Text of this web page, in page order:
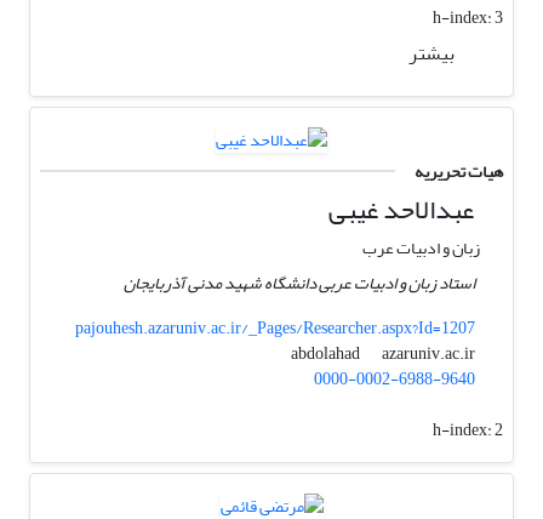
h-index:3
بیشتر
هیات تحریریه
عبدالاحد غیبی
زبان و ادبیات عرب
استاد زبان و ادبیات عربی دانشگاه شهید مدنی آذربایجان
pajouhesh.azaruniv.ac.ir/_Pages/Researcher.aspx?Id=1207
abdolahad
azaruniv.ac.ir
0000-0002-6988-9640
h-index:2